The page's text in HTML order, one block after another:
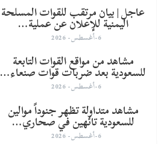
عاجل | بيان مرتقب للقوات المسلحة
اليمنية للإعلان عن عملية…
6-أغسطس- 2026
مشاهد من مواقع القوات التابعة
للسعودية بعد ضربات قوات صنعاء…
6-أغسطس- 2026
مشاهد متداولة تظهر جنوداً موالين
للسعودية تائهين في صحاري…
6-أغسطس- 2026